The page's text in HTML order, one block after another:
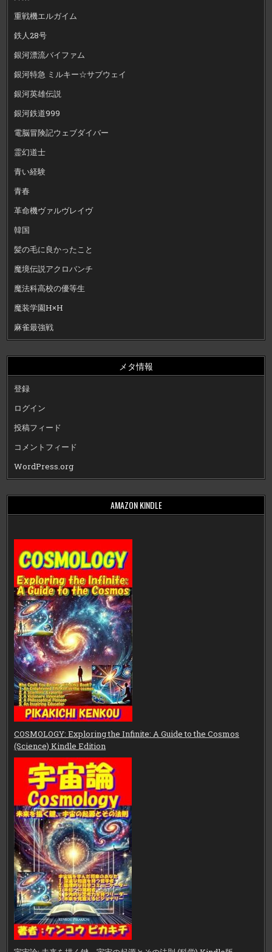
重戦機エルガイム
鉄人28号
銀河漂流バイファム
銀河特急 ミルキー☆サブウェイ
銀河英雄伝説
銀河鉄道999
電脳冒険記ウェブダイバー
霊幻道士
青い経験
青春
革命機ヴァルヴレイヴ
韓国
髪の毛に良かったこと
魔境伝説アクロバンチ
魔法科高校の優等生
魔装学園H×H
麻雀最強戦
メタ情報
登録
ログイン
投稿フィード
コメントフィード
WordPress.org
AMAZON KINDLE
COSMOLOGY: Exploring the Infinite: A Guide to the Cosmos
(Science) Kindle Edition